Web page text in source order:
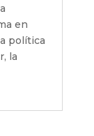
en
política
la